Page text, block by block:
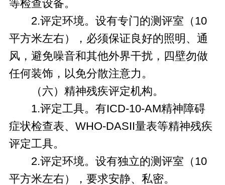
等检查设备。
2.评定环境。设有专门的测评室（10
平方米左右），必须保证良好的照明、通
风，避免噪音和其他外界干扰，四壁勿做
任何装饰，以免分散注意力。
（六）精神残疾评定机构。
1.评定工具。有ICD-10-AM精神障碍
症状检查表、WHO-DASII量表等精神残疾
评定工具。
2.评定环境。设有独立的测评室（10
平方米左右），要求安静、私密。